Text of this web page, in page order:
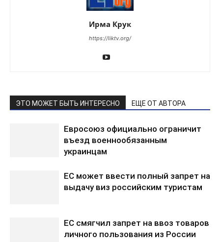
Ирма Крук
https://liktv.org/
ЭТО МОЖЕТ БЫТЬ ИНТЕРЕСНО ЕЩЕ ОТ АВТОРА
Евросоюз официально ограничит
въезд военнообязанным
украинцам
ЕС может ввести полный запрет на
выдачу виз российским туристам
ЕС смягчил запрет на ввоз товаров
личного пользования из России